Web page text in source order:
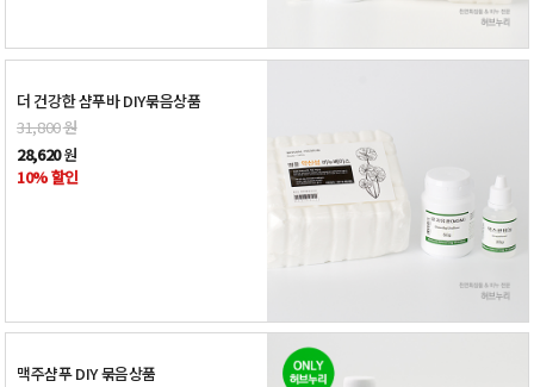
더 건강한 샴푸바 DIY묶음상품
31,800원
28,620원
10% 할인
맥주샴푸 DIY 묶음상품